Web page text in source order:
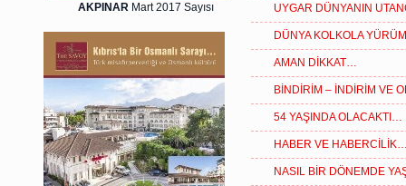
AKPINAR Mart 2017 Sayısı UYGAR DÜNYANIN
DÜNYA KOLKOLA
AMAN DİKKAT…
BİNDİRİM – İNDİRİM VE
54 YAŞINDA OLACAKTI…
HABER VE
NASIL BİR DÖNEMDE